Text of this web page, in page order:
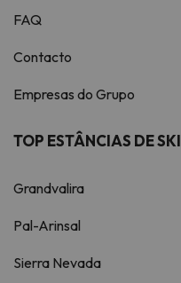
FAQ
Contacto
Empresas do Grupo
TOP ESTÂNCIAS DE SKI
Grandvalira
Pal-Arinsal
Sierra Nevada